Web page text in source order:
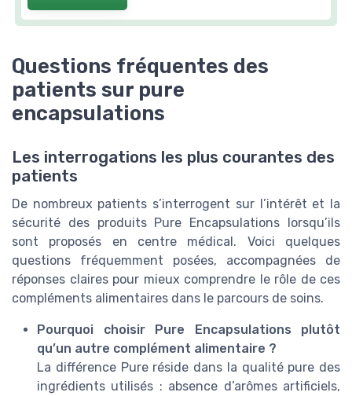
Questions fréquentes des
patients sur pure
encapsulations
Les interrogations les plus courantes des
patients
De nombreux patients s’interrogent sur l’intérêt et la
sécurité des produits Pure Encapsulations lorsqu’ils
sont proposés en centre médical. Voici quelques
questions fréquemment posées, accompagnées de
réponses claires pour mieux comprendre le rôle de ces
compléments alimentaires dans le parcours de soins.
Pourquoi choisir Pure Encapsulations plutôt
qu’un autre complément alimentaire ?
La différence Pure réside dans la qualité pure des
ingrédients utilisés : absence d’arômes artificiels,